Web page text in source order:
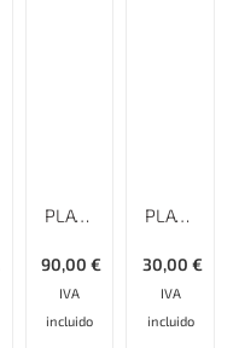
PLATO ESMALTADO LISO CON BORDE ESPECIAL MINAKARI, 30 CM
€
90,00
IVA
incluido
PLATO ESMALTADO LISO MINAKARI
€
30,00
IVA
incluido